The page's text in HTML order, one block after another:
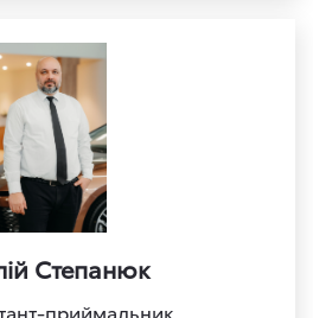
Степанюк
приймальник